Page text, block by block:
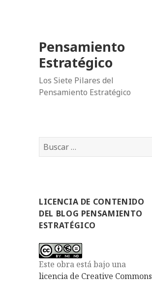
Pensamiento
Estratégico
Los Siete Pilares del
Pensamiento Estratégico
B
u
r
:
LICENCIA DE CONTENIDO
DEL BLOG PENSAMIENTO
ESTRATÉGICO
Este obra está bajo una
licencia de Creative Commons